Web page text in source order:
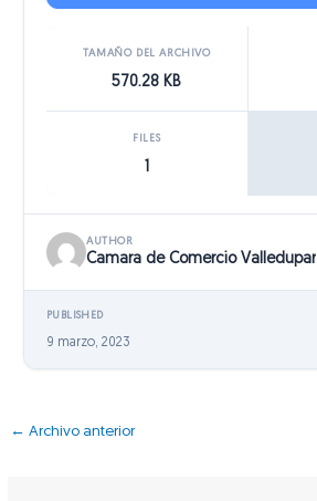
TAMAÑO DEL ARCHIVO
570.28 KB
FILES
AUTHOR
Camara de Comercio Valledupar
PUBLISHED
9 marzo, 2023
← Archivo anterior